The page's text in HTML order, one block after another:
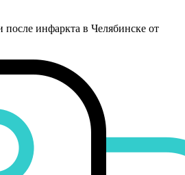
после инфаркта в Челябинске от